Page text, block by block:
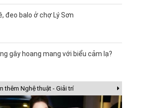
đeo balo ở chợ Lý Sơn
gây hoang mang với biểu cảm lạ?
thêm Nghệ thuật - Giải trí